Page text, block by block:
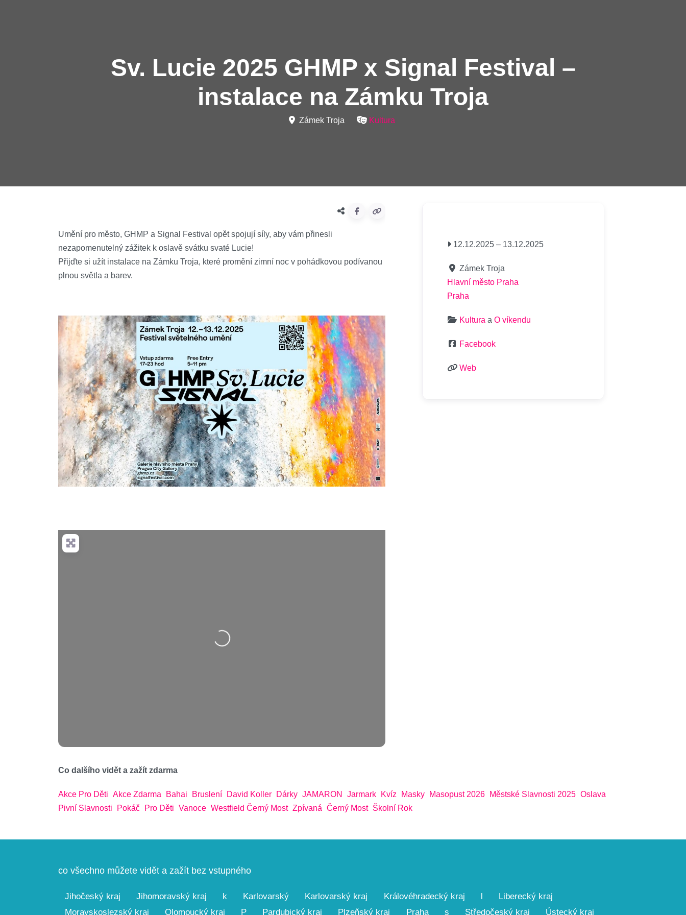
Sv. Lucie 2025 GHMP x Signal Festival –
instalace na Zámku Troja
Zámek Troja Kultura
Umění pro město, GHMP a Signal Festival opět spojují síly, aby vám přinesli
nezapomenutelný zážitek k oslavě svátku svaté Lucie!
Přijďte si užít instalace na Zámku Troja, které promění zimní noc v pohádkovou podívanou
plnou světla a barev.
Nahrávání….
12.12.2025 – 13.12.2025
Zámek Troja
Hlavní město Praha
Praha
Kultura a O víkendu
Facebook
Web
Co dalšího vidět a zažít zdarma
Akce Pro Děti Akce Zdarma Bahai Bruslení David Koller Dárky JAMARON Jarmark Kvíz Masky Masopust 2026 Městské Slavnosti 2025 Oslava
Pivní Slavnosti
Pokáč Pro Děti Vanoce Westfield Černý Most Zpívaná Černý Most Školní Rok
co všechno můžete vidět a zažít bez vstupného
Jihočeský kraj Jihomoravský kraj k Karlovarský Karlovarský kraj Královéhradecký kraj l
Liberecký kraj
Moravskoslezský kraj
Olomoucký kraj P Pardubický kraj Plzeňský kraj Praha s Středočeský kraj Ústecký kraj